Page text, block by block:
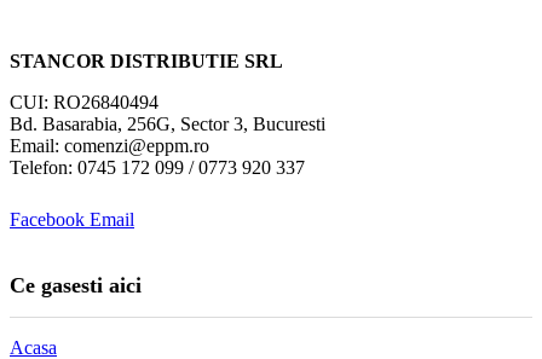
STANCOR DISTRIBUTIE SRL
CUI: RO26840494
Bd. Basarabia, 256G, Sector 3, Bucuresti
Email: comenzi@eppm.ro
Telefon: 0745 172 099 / 0773 920 337
Facebook Email
Ce gasesti aici
Acasa